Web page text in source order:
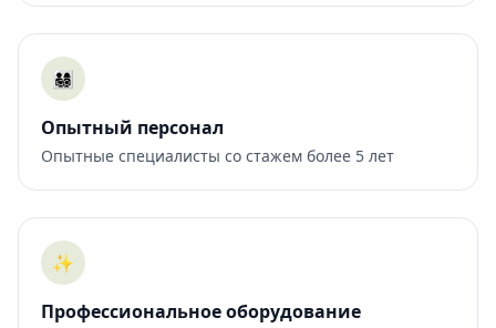
👨‍👩‍👧‍👦
Опытный персонал
Опытные специалисты со стажем более 5 лет
✨
Профессиональное оборудование